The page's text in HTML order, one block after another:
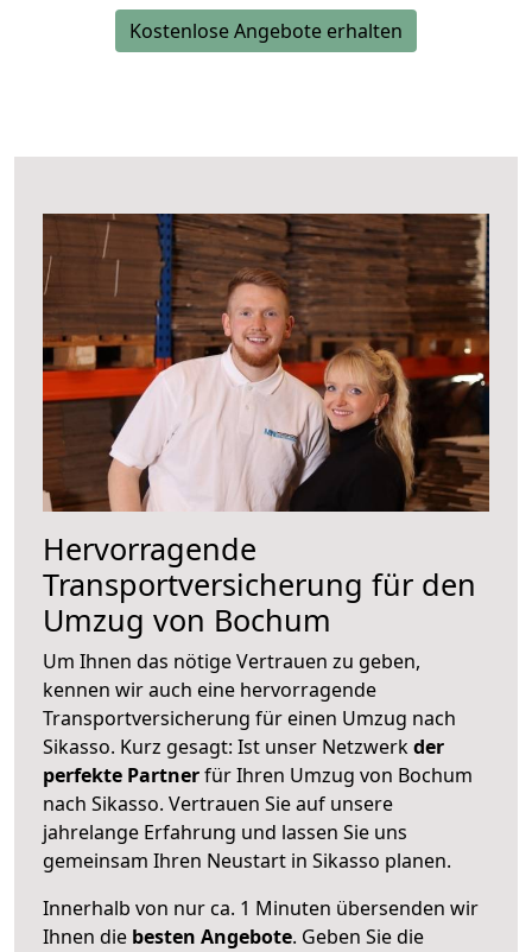
Kostenlose Angebote erhalten
Hervorragende
Transportversicherung für den
Umzug von Bochum
Um Ihnen das nötige Vertrauen zu geben,
kennen wir auch eine hervorragende
Transportversicherung für einen Umzug nach
Sikasso. Kurz gesagt: Ist unser Netzwerkder
perfekte Partnerfür Ihren Umzug von Bochum
nach Sikasso. Vertrauen Sie auf unsere
jahrelange Erfahrung und lassen Sie uns
gemeinsam Ihren Neustart in Sikasso planen.
Innerhalb von nur ca. 1 Minuten übersenden wir
Ihnen die besten Angebote. Geben Sie die